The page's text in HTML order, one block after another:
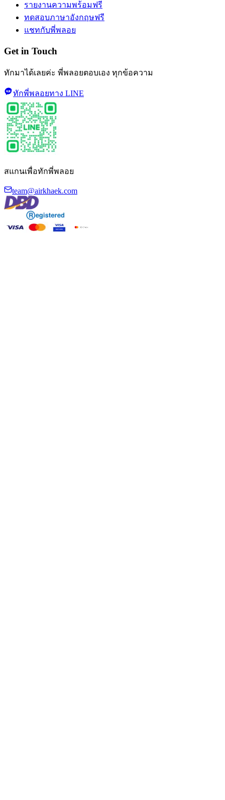
รายงานความพร้อมฟรี
ทดสอบภาษาอังกฤษฟรี
แชทกับพี่พลอย
Get in Touch
ทักมาได้เลยค่ะ พี่พลอยตอบเอง ทุกข้อความ
ทักพี่พลอยทาง LINE
สแกนเพื่อทักพี่พลอย
team@airkhaek.com